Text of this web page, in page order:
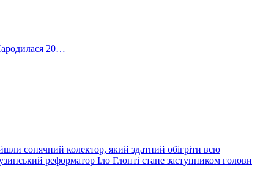
20…
сонячний колектор, який здатний обігріти всю
реформатор Іло Глонті стане заступником голови